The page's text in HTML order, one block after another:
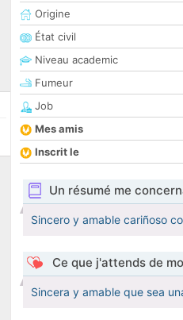
Origine
État civil
Niveau academic
Fumeur
Job
Mes amis
Inscrit le
Un résumé me
Sincero y amable cariñoso
Ce que j'attends de
Sincera y amable que sea